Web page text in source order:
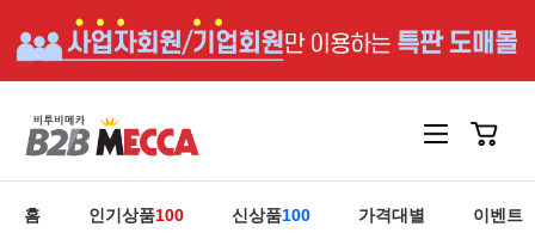
홈 인기상품100 신상품100 가격대별 이벤트